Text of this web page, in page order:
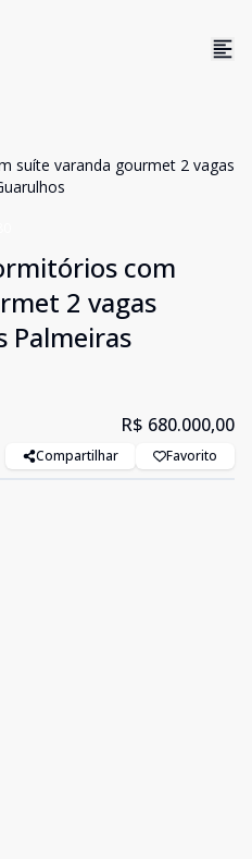
suíte varanda gourmet 2 vagas
com
2 vagas
Palmeiras
R$ 680.000,00
Compartilhar Favorito